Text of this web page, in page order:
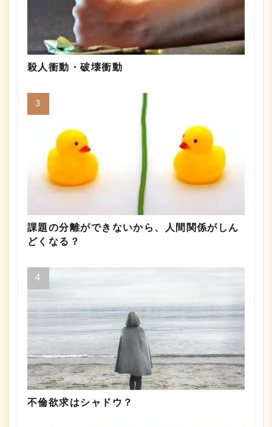
殺人衝動・破壊衝動
課題の分離ができないから、人間関係がしん
どくなる？
不倫欲求はシャドウ？